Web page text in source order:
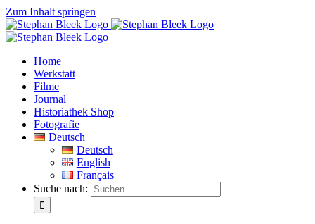
Zum Inhalt springen
Home
Werkstatt
Filme
Journal
Historiathek Shop
Fotografie
Deutsch
Deutsch
English
Français
Suche nach: